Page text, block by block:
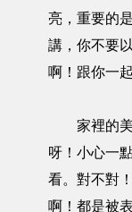
亮，重要的
講，你不要
啊！跟你一
家裡的美
呀！小心一
看。對不對
啊！都是被